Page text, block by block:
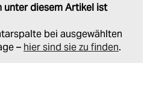
unter diesem Artikel ist
bei ausgewählten
– hier sind sie zu finden.